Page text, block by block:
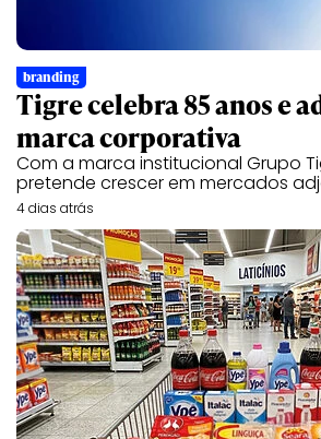
branding
Tigre celebra 85 anos e
marca corporativa
Com a marca institucional Grupo
pretende crescer em mercados
4 dias atrás